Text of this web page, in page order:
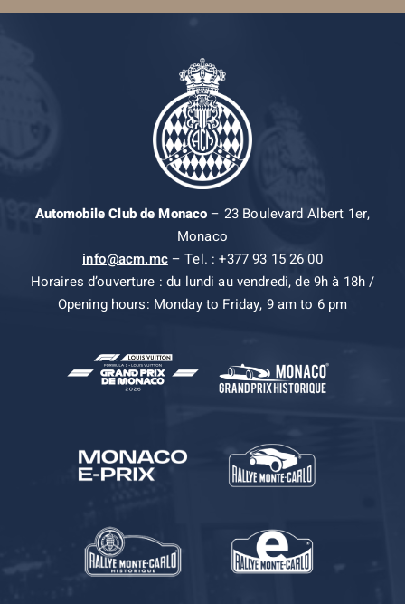
Automobile Club de Monaco– 23 Boulevard Albert 1er,
Monaco
info@acm.mc– Tel. : +377 93 15 26 00
Horaires d’ouverture : du lundi au vendredi, de 9h à 18h /
Opening hours: Monday to Friday, 9 am to 6 pm